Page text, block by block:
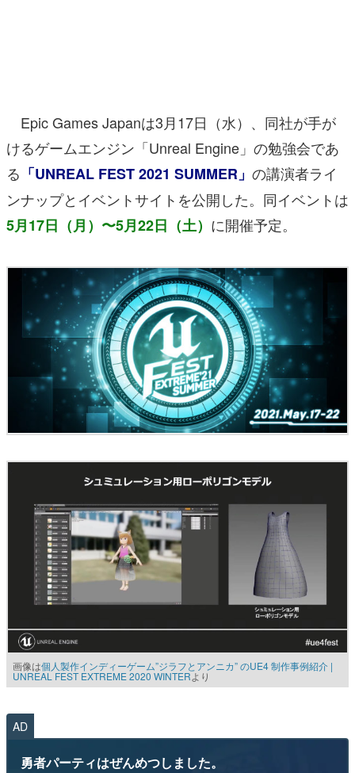
その他
電ファミニコゲーマーとは？
運営：株式会社マレ
Epic Games Japanは3月17日（水）、同社が手が
けるゲームエンジン「Unreal Engine」の勉強会であ
る 「UNREAL FEST 2021 SUMMER」 の講演者ライ
ンナップとイベントサイトを公開した。同イベントは
5月17日（月）〜5月22日（土） に開催予定。
画像は個人製作インディーゲーム”ジラフとアンニカ” のUE4 制作事例紹介 |
UNREAL FEST EXTREME 2020 WINTERより
AD
勇者パーティはぜんめつしました。